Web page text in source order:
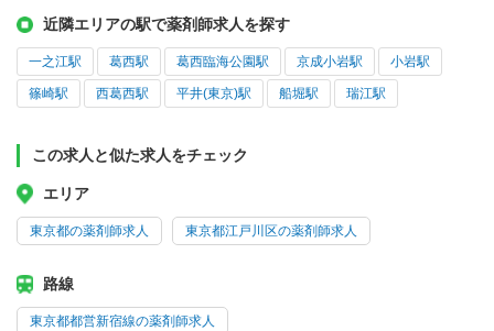
近隣エリアの駅で薬剤師求人を探す
一之江駅 葛西駅 葛西臨海公園駅 京成小岩駅 小岩駅
篠崎駅 西葛西駅 平井(東京)駅 船堀駅 瑞江駅
この求人と似た求人をチェック
エリア
東京都の薬剤師求人 東京都江戸川区の薬剤師求人
路線
東京都都営新宿線の薬剤師求人